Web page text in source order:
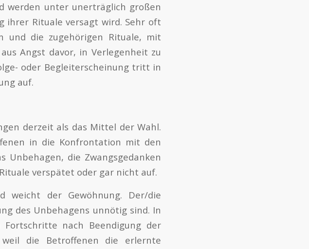
werden unter unerträglich großen
ihrer Rituale versagt wird. Sehr oft
und die zugehörigen Rituale, mit
Angst davor, in Verlegenheit zu
oder Begleiterscheinung tritt in
auf.
derzeit als das Mittel der Wahl.
in die Konfrontation mit den
Unbehagen, die Zwangsgedanken
verspätet oder gar nicht auf.
weicht der Gewöhnung. Der/die
des Unbehagens unnötig sind. In
nach Beendigung der
weil die Betroffenen die erlernte